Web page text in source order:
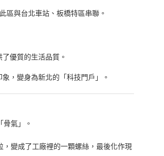
區與台北車站、板橋特區串聯。
優質的生活品質。
，變身為新北的「科技門戶」。
氣」。
，變成了工廠裡的一顆螺絲，最後化作現